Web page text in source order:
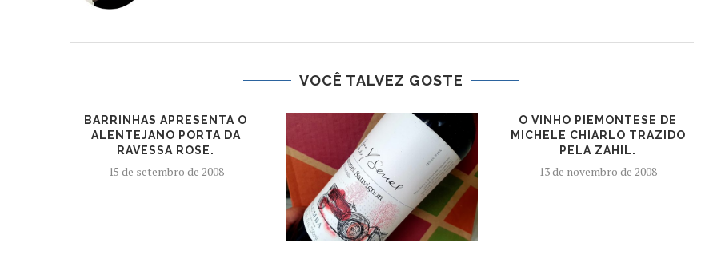
VOCÊ TALVEZ GOSTE
BARRINHAS APRESENTA O
ALENTEJANO PORTA DA
RAVESSA ROSE.
15 de setembro de 2008
O VINHO PIEMONTESE DE
MICHELE CHIARLO TRAZIDO
PELA ZAHIL.
13 de novembro de 2008